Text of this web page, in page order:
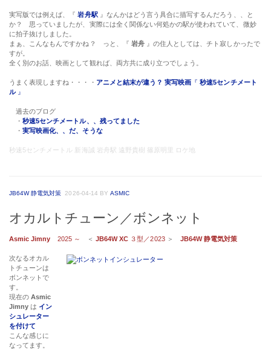
実写版では例えば、『岩舟駅』なんかはどう言う具合に描写するんだろう、、と
か？ 思っていましたが、実際には全く関係ない何処かの駅が使われていて、微妙
に拍子抜けしました。
まぁ、こんなもんですかね？ っと、『 岩舟』の住人としては、チト寂しかったで
すが。
全く別のお話、映画として観れば、両方共に成り立つでしょう。
うまく表現しますね・・・・ アニメと結末が違う？ 実写映画 『秒速5センチメート
ル』
過去のブログ
・秒速5センチメートル、、残ってました
・実写映画化、、だ、そうな
秒速5センチメートル 新海誠 岩舟駅 遠野貴樹 篠原明里 ロケ地
JB64W 静電気対策 2026-04-14 BYASMIC
オカルトチューン／ボンネット
Asmic Jimny 2025 ～ ＜ JB64W XC ３型／2023＞ JB64W 静電気対策
次なるオカル
トチューンは
ボンネットで
す。
現在のAsmic
Jimny はイン
シュレーター
を付けて
こんな感じに
なってます。